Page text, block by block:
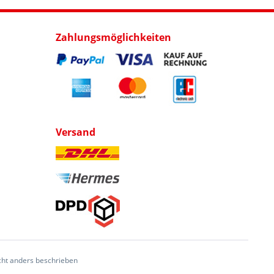
Zahlungsmöglichkeiten
Versand
anders beschrieben